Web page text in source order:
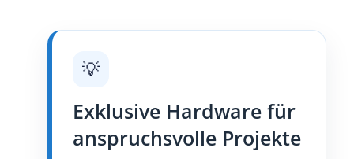
💡
Exklusive Hardware für
anspruchsvolle Projekte